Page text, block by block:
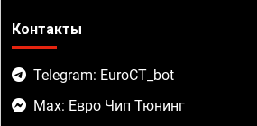
Контакты
Telegram: EuroCT_bot
Max: Евро Чип Тюнинг